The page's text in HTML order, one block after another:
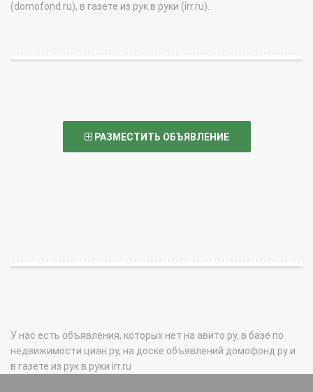
(domofond.ru), в газете из рук в руки (irr.ru).
РАЗМЕСТИТЬ ОБЪЯВЛЕНИЕ
У нас есть объявления, которых нет на авито.ру, в базе по
недвижимости циан.ру, на доске объявлений домофонд.ру и
в газете из рук в руки irr.ru